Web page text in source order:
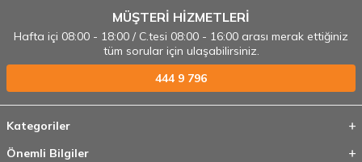
MÜŞTERİ HİZMETLERİ
Hafta içi 08:00 - 18:00 / C.tesi 08:00 - 16:00 arası merak ettiğiniz
tüm sorular için ulaşabilirsiniz.
444 9 796
Kategoriler
Önemli Bilgiler